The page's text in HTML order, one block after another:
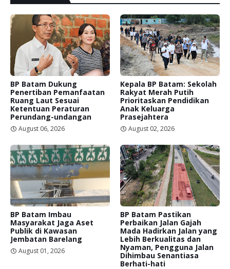
BP Batam Dukung
Penertiban Pemanfaatan
Ruang Laut Sesuai
Ketentuan Peraturan
Perundang-undangan
August 06, 2026
Kepala BP Batam: Sekolah
Rakyat Merah Putih
Prioritaskan Pendidikan
Anak Keluarga
Prasejahtera
August 02, 2026
BP Batam Imbau
Masyarakat Jaga Aset
Publik di Kawasan
Jembatan Barelang
August 01, 2026
BP Batam Pastikan
Perbaikan Jalan Gajah
Mada Hadirkan Jalan yang
Lebih Berkualitas dan
Nyaman, Pengguna Jalan
Dihimbau Senantiasa
Berhati-hati